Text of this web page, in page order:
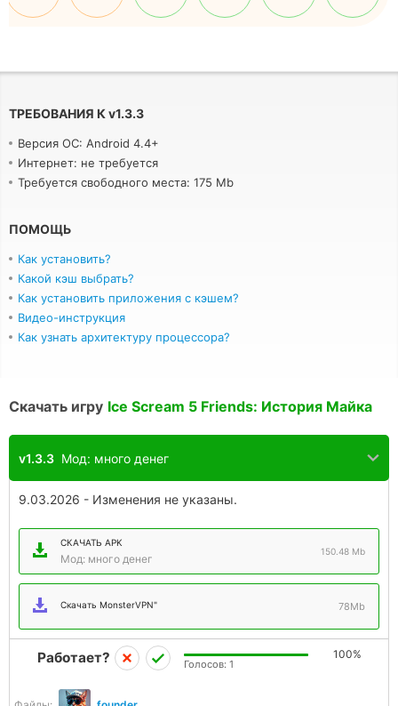
ТРЕБОВАНИЯ К v1.3.3
Версия ОС: Android 4.4+
Интернет: не требуется
Требуется свободного места: 175 Mb
ПОМОЩЬ
Как установить?
Какой кэш выбрать?
Как установить приложения с кэшем?
Видео-инструкция
Как узнать архитектуру процессора?
Скачать игру Ice Scream 5 Friends: История Майка
v1.3.3 Мод: много денег
9.03.2026 - Изменения не указаны.
СКАЧАТЬ APK
Мод: много денег
150.48 Mb
Скачать MonsterVPN" 78Mb
Работает? 100%
Голосов: 1